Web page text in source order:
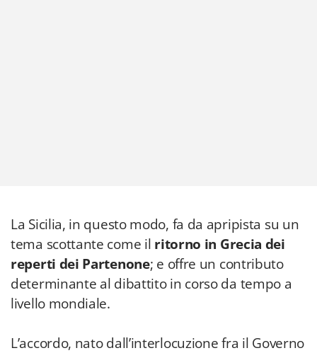
La Sicilia, in questo modo, fa da apripista su un
tema scottante come il ritorno in Grecia dei
reperti dei Partenone; e offre un contributo
determinante al dibattito in corso da tempo a
livello mondiale.
L’accordo, nato dall’interlocuzione fra il Governo